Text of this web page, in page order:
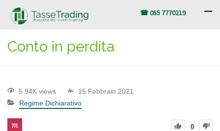
☎ 055 7770219
Conto in perdita
5.94K views
15 Febbraio 2021
Regime Dichiarativo
0